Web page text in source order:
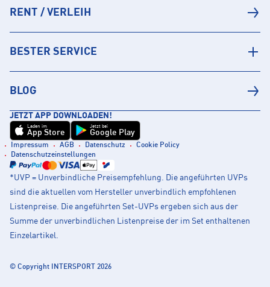
RENT / VERLEIH
BESTER SERVICE
BLOG
JETZT APP DOWNLOADEN!
Laden im
App Store
Jetzt bei
Google Play
Impressum AGB Datenschutz
Cookie Policy
Datenschutzeinstellungen
*UVP = Unverbindliche Preisempfehlung. Die angeführten UVPs
sind die aktuellen vom Hersteller unverbindlich empfohlenen
Listenpreise. Die angeführten Set-UVPs ergeben sich aus der
Summe der unverbindlichen Listenpreise der im Set enthaltenen
Einzelartikel.
© Copyright INTERSPORT 2026